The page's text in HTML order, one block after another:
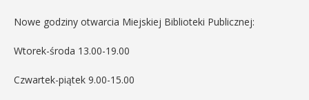
Nowe godziny otwarcia Miejskiej Biblioteki Publicznej:
Wtorek-środa 13.00-19.00
Czwartek-piątek 9.00-15.00